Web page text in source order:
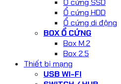
Ổ cứng SSD
Ổ cứng HDD
Ổ cứng di động
BOX Ổ CỨNG
Box M.2
Box 2.5
Thiết bị mạng
USB WI-FI